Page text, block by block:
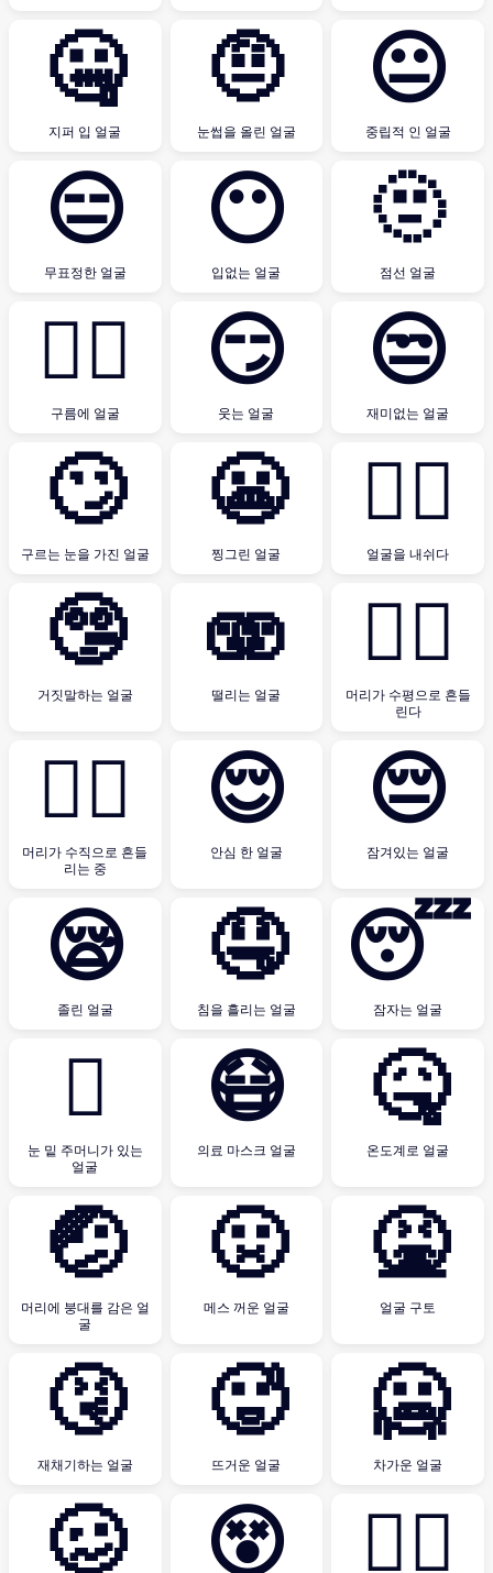
🤐
지퍼 입 얼굴
🤨
눈썹을 올린 얼굴
😐
중립적 인 얼굴
😑
무표정한 얼굴
😶
입없는 얼굴
🫥
점선 얼굴
😶‍🌫️
구름에 얼굴
😏
웃는 얼굴
😒
재미없는 얼굴
🙄
구르는 눈을 가진 얼굴
😬
찡그린 얼굴
😮‍💨
얼굴을 내쉬다
🤥
거짓말하는 얼굴
🫨
떨리는 얼굴
🙂‍↔️
머리가 수평으로 흔들
린다
🙂‍↕️
머리가 수직으로 흔들
리는 중
😌
안심 한 얼굴
😔
잠겨있는 얼굴
😪
졸린 얼굴
🤤
침을 흘리는 얼굴
😴
잠자는 얼굴
🫩
눈 밑 주머니가 있는
얼굴
😷
의료 마스크 얼굴
🤒
온도계로 얼굴
🤕
머리에 붕대를 감은 얼
굴
🤢
메스 꺼운 얼굴
🤮
얼굴 구토
🤧
재채기하는 얼굴
🥵
뜨거운 얼굴
🥶
차가운 얼굴
🥴 😵 😵‍💫